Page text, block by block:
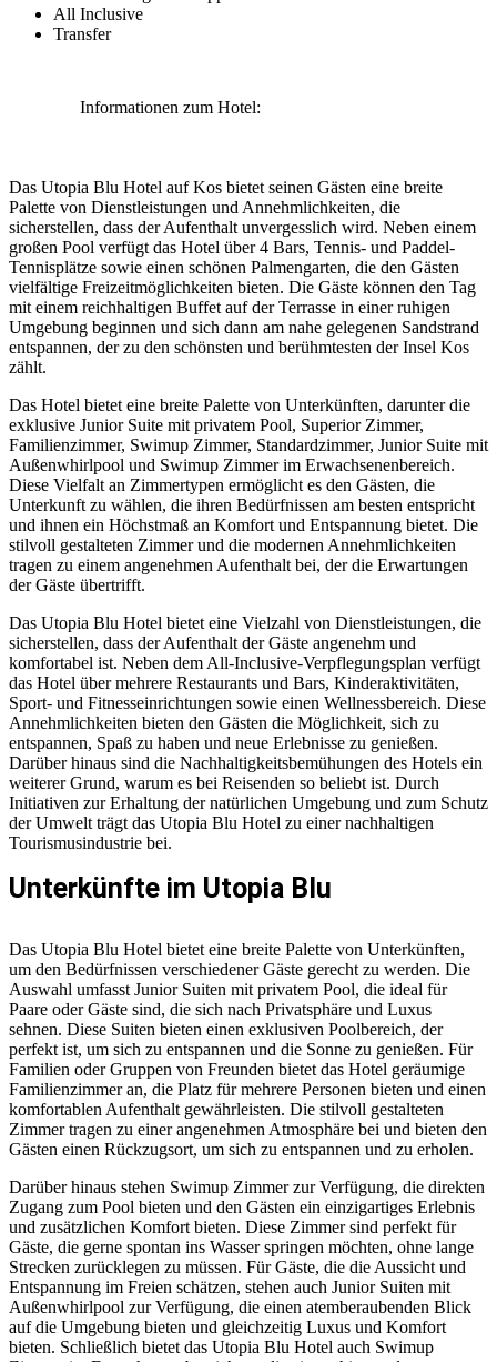
All Inclusive
Transfer
Informationen zum Hotel:
Das Utopia Blu Hotel auf Kos bietet seinen Gästen eine breite
Palette von Dienstleistungen und Annehmlichkeiten, die
sicherstellen, dass der Aufenthalt unvergesslich wird. Neben einem
großen Pool verfügt das Hotel über 4 Bars, Tennis- und Paddel-
Tennisplätze sowie einen schönen Palmengarten, die den Gästen
vielfältige Freizeitmöglichkeiten bieten. Die Gäste können den Tag
mit einem reichhaltigen Buffet auf der Terrasse in einer ruhigen
Umgebung beginnen und sich dann am nahe gelegenen Sandstrand
entspannen, der zu den schönsten und berühmtesten der Insel Kos
zählt.
Das Hotel bietet eine breite Palette von Unterkünften, darunter die
exklusive Junior Suite mit privatem Pool, Superior Zimmer,
Familienzimmer, Swimup Zimmer, Standardzimmer, Junior Suite mit
Außenwhirlpool und Swimup Zimmer im Erwachsenenbereich.
Diese Vielfalt an Zimmertypen ermöglicht es den Gästen, die
Unterkunft zu wählen, die ihren Bedürfnissen am besten entspricht
und ihnen ein Höchstmaß an Komfort und Entspannung bietet. Die
stilvoll gestalteten Zimmer und die modernen Annehmlichkeiten
tragen zu einem angenehmen Aufenthalt bei, der die Erwartungen
der Gäste übertrifft.
Das Utopia Blu Hotel bietet eine Vielzahl von Dienstleistungen, die
sicherstellen, dass der Aufenthalt der Gäste angenehm und
komfortabel ist. Neben dem All-Inclusive-Verpflegungsplan verfügt
das Hotel über mehrere Restaurants und Bars, Kinderaktivitäten,
Sport- und Fitnesseinrichtungen sowie einen Wellnessbereich. Diese
Annehmlichkeiten bieten den Gästen die Möglichkeit, sich zu
entspannen, Spaß zu haben und neue Erlebnisse zu genießen.
Darüber hinaus sind die Nachhaltigkeitsbemühungen des Hotels ein
weiterer Grund, warum es bei Reisenden so beliebt ist. Durch
Initiativen zur Erhaltung der natürlichen Umgebung und zum Schutz
der Umwelt trägt das Utopia Blu Hotel zu einer nachhaltigen
Tourismusindustrie bei.
Unterkünfte im Utopia Blu
Das Utopia Blu Hotel bietet eine breite Palette von Unterkünften,
um den Bedürfnissen verschiedener Gäste gerecht zu werden. Die
Auswahl umfasst Junior Suiten mit privatem Pool, die ideal für
Paare oder Gäste sind, die sich nach Privatsphäre und Luxus
sehnen. Diese Suiten bieten einen exklusiven Poolbereich, der
perfekt ist, um sich zu entspannen und die Sonne zu genießen. Für
Familien oder Gruppen von Freunden bietet das Hotel geräumige
Familienzimmer an, die Platz für mehrere Personen bieten und einen
komfortablen Aufenthalt gewährleisten. Die stilvoll gestalteten
Zimmer tragen zu einer angenehmen Atmosphäre bei und bieten den
Gästen einen Rückzugsort, um sich zu entspannen und zu erholen.
Darüber hinaus stehen Swimup Zimmer zur Verfügung, die direkten
Zugang zum Pool bieten und den Gästen ein einzigartiges Erlebnis
und zusätzlichen Komfort bieten. Diese Zimmer sind perfekt für
Gäste, die gerne spontan ins Wasser springen möchten, ohne lange
Strecken zurücklegen zu müssen. Für Gäste, die die Aussicht und
Entspannung im Freien schätzen, stehen auch Junior Suiten mit
Außenwhirlpool zur Verfügung, die einen atemberaubenden Blick
auf die Umgebung bieten und gleichzeitig Luxus und Komfort
bieten. Schließlich bietet das Utopia Blu Hotel auch Swimup